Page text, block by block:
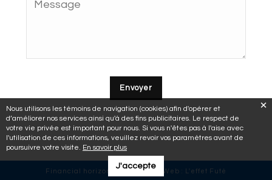
Financial horizons © 2018 | Site Web : L'effet Futé
Nous utilisons les témoins de navigation (cookies) afin d'opérer et
d’améliorer nos services ainsi qu'à des fins publicitaires. Le respect de
votre vie privée est important pour nous. Si vous n'êtes pas à l'aise avec
l'utilisation de ces informations, veuillez revoir vos paramètres avant de
poursuivre votre visite. En savoir plus
J'accepte